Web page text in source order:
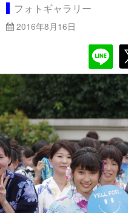
フォトギャラリー
2016年8月16日